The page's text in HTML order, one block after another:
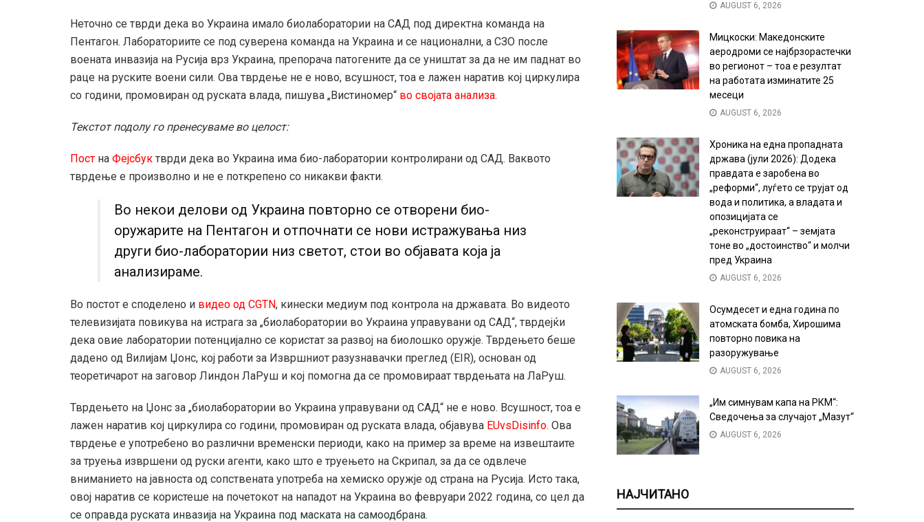
Неточно се тврди дека во Украина имало биолаборатории на САД под директна команда на
Пентагон. Лабораториите се под суверена команда на Украина и се национални, а СЗО после
воената инвазија на Русија врз Украина, препорача патогените да се уништат за да не им паднат во
раце на руските воени сили. Ова тврдење не е ново, всушност, тоа е лажен наратив кој циркулира
со години, промовиран од руската влада, пишува „Вистиномер“ во својата анализа.
Текстот подолу го пренесуваме во целост:
Пост на Фејсбук тврди дека во Украина има био-лаборатории контролирани од САД. Ваквото
тврдење е произволно и не е поткрепено со никакви факти.
Во некои делови од Украина повторно се отворени био-
оружарите на Пентагон и отпочнати се нови истражувања низ
други био-лаборатории низ светот, стои во објавата која ја
анализираме.
Во постот е споделено и видео од CGTN, кинески медиум под контрола на државата. Во видеото
телевизијата повикува на истрага за „биолаборатории во Украина управувани од САД“, тврдејќи
дека овие лаборатории потенцијално се користат за развој на биолошко оружје. Тврдењето беше
дадено од Вилијам Џонс, кој работи за Извршниот разузнавачки преглед (EIR), основан од
теоретичарот на заговор Линдон ЛаРуш и кој помогна да се промовираат тврдењата на ЛаРуш.
Тврдењето на Џонс за „биолаборатории во Украина управувани од САД“ не е ново. Всушност, тоа е
лажен наратив кој циркулира со години, промовиран од руската влада, објавува EUvsDisinfo. Ова
тврдење е употребено во различни временски периоди, како на пример за време на извештаите
за труења извршени од руски агенти, како што е труењето на Скрипал, за да се одвлече
вниманието на јавноста од сопствената употреба на хемиско оружје од страна на Русија. Исто така,
овој наратив се користеше на почетокот на нападот на Украина во февруари 2022 година, со цел да
се оправда руската инвазија на Украина под маската на самоодбрана.
AUGUST 6, 2026
Мицкоски: Македонските
аеродроми се најбрзорастечки
во регионот – тоа е резултат
на работата изминатите 25
месеци
AUGUST 6, 2026
Хроника на една пропадната
држава (јули 2026): Додека
правдата е заробена во
„реформи“, луѓето се трујат од
вода и политика, а владата и
опозицијата се
„реконструираат“ – земјата
тоне во „достоинство“ и молчи
пред Украина
AUGUST 6, 2026
Осумдесет и една година по
атомската бомба, Хирошима
повторно повика на
разоружување
AUGUST 6, 2026
„Им симнувам капа на РКМ“:
Сведочења за случајот „Мазут“
AUGUST 6, 2026
НАЈЧИТАНО